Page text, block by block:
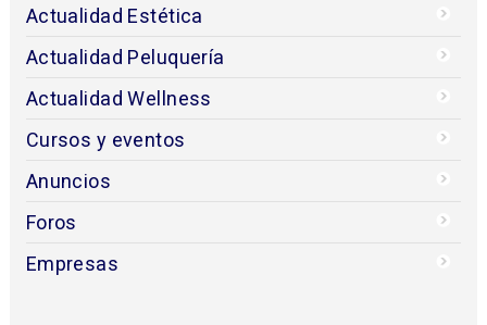
Actualidad Estética
Actualidad Peluquería
Actualidad Wellness
Cursos y eventos
Anuncios
Foros
Empresas